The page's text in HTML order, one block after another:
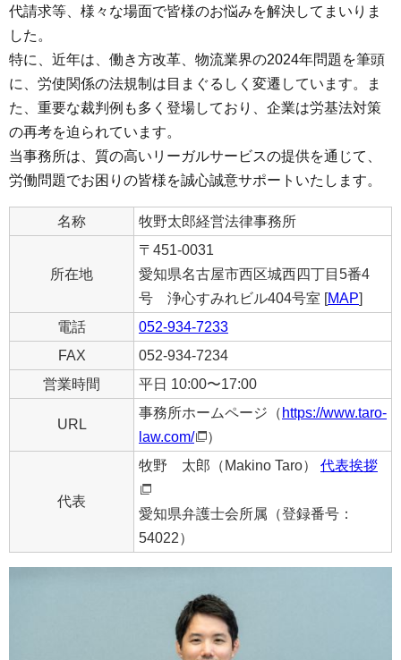
代請求等、様々な場面で皆様のお悩みを解決してまいりま
した。
特に、近年は、働き方改革、物流業界の2024年問題を筆頭
に、労使関係の法規制は目まぐるしく変遷しています。ま
た、重要な裁判例も多く登場しており、企業は労基法対策
の再考を迫られています。
当事務所は、質の高いリーガルサービスの提供を通じて、
労働問題でお困りの皆様を誠心誠意サポートいたします。
名称 牧野太郎経営法律事務所
所在地
〒451-0031
愛知県名古屋市西区城西四丁目5番4
号 浄心すみれビル404号室 [
MAP
電話
052-934-7233
FAX
052-934-7234
営業時間
平日 10:00〜17:00
URL
事務所ホームページ（ https://www.taro-
law.com/
）
代表
牧野 太郎（Makino Taro） 代表挨拶
愛知県弁護士会所属（登録番号：
54022）